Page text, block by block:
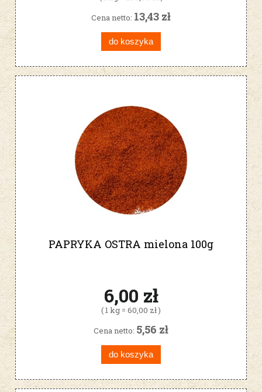
Cena netto: 13,43 zł
do koszyka
PAPRYKA OSTRA mielona 100g
6,00 zł
( 1 kg = 60,00 zł )
Cena netto: 5,56 zł
do koszyka